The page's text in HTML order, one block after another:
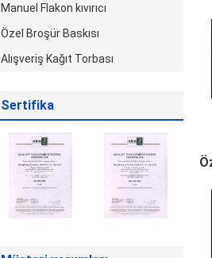
Manuel Flakon kıvırıcı
Özel Broşür Baskısı
Alışveriş Kağıt Torbası
Sertifika